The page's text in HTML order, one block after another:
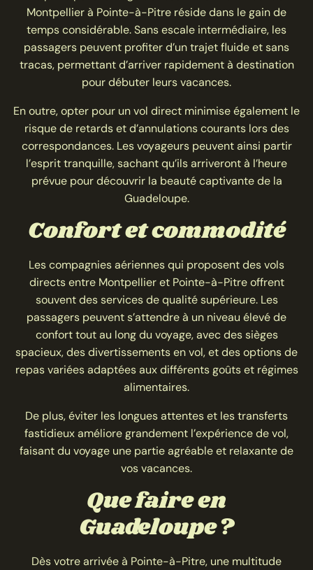
Montpellier à Pointe-à-Pitre réside dans le gain de
temps considérable. Sans escale intermédiaire, les
passagers peuvent profiter d’un trajet fluide et sans
tracas, permettant d’arriver rapidement à destination
pour débuter leurs vacances.
En outre, opter pour un vol direct minimise également le
risque de retards et d’annulations courants lors des
correspondances. Les voyageurs peuvent ainsi partir
l’esprit tranquille, sachant qu’ils arriveront à l’heure
prévue pour découvrir la beauté captivante de la
Guadeloupe.
Confort et commodité
Les compagnies aériennes qui proposent des vols
directs entre Montpellier et Pointe-à-Pitre offrent
souvent des services de qualité supérieure. Les
passagers peuvent s’attendre à un niveau élevé de
confort tout au long du voyage, avec des sièges
spacieux, des divertissements en vol, et des options de
repas variées adaptées aux différents goûts et régimes
alimentaires.
De plus, éviter les longues attentes et les transferts
fastidieux améliore grandement l’expérience de vol,
faisant du voyage une partie agréable et relaxante de
vos vacances.
Que faire en
Guadeloupe ?
Dès votre arrivée à Pointe-à-Pitre, une multitude